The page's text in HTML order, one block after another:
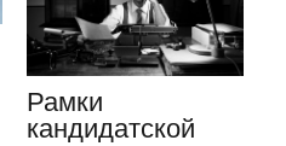
Рамки
кандидатской